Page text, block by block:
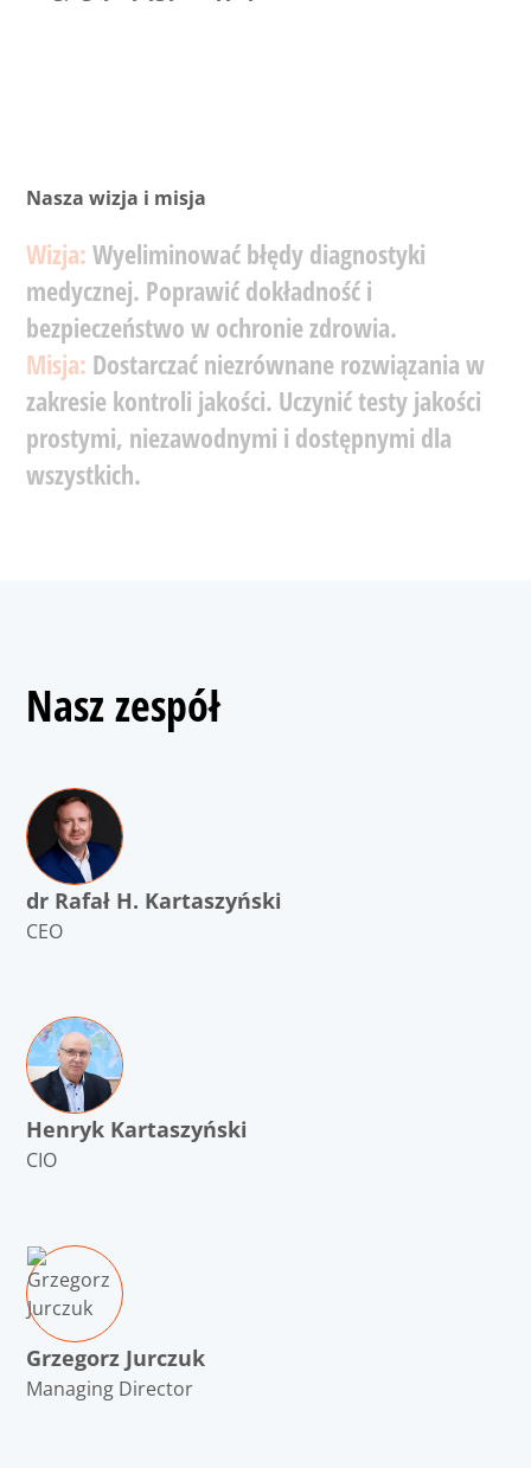
Nasza wizja i misja
Wizja: Wyeliminować błędy diagnostyki
medycznej. Poprawić dokładność i
bezpieczeństwo w ochroniezdrowia.
Misja: Dostarczać niezrównane rozwiązania w
zakresie kontroli jakości. Uczynićtesty jakości
prostymi, niezawodnymi i dostępnymi dla
wszystkich.
Nasz zespół
dr Rafał H. Kartaszyński
CEO
Henryk Kartaszyński
CIO
Grzegorz Jurczuk
Managing Director